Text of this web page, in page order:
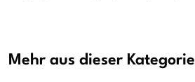
Mehr aus dieser Kategorie